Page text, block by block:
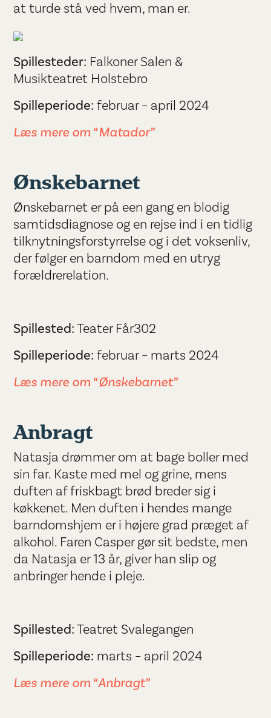
at turde stå ved hvem, man er.
Spillesteder: Falkoner Salen &
Musikteatret Holstebro
Spilleperiode:februar – april 2024
Læs mere om “Matador”
Ønskebarnet
Ønskebarnet er på een gang en blodig
samtidsdiagnose og en rejse ind i en tidlig
tilknytningsforstyrrelse og i det voksenliv,
der følger en barndom med en utryg
forældrerelation.
Spillested:Teater Får302
Spilleperiode:februar – marts 2024
Læs mere om “Ønskebarnet”
Anbragt
Natasja drømmer om at bage boller med
sin far. Kaste med mel og grine, mens
duften af friskbagt brød breder sig i
køkkenet. Men duften i hendes mange
barndomshjem er i højere grad præget af
alkohol. Faren Casper gør sit bedste, men
da Natasja er 13 år, giver han slip og
anbringer hende i pleje.
Spillested:Teatret Svalegangen
Spilleperiode: marts – april 2024
Læs mere om “Anbragt”